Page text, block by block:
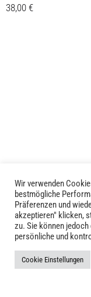
38,00 €
Wir verwenden
bestmögliche
Präferenzen und
akzeptieren" klicken,
zu. Sie können
persönliche und
Cookie Einstellungen